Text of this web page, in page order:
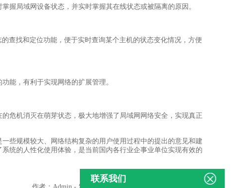
握局域网设备状态，并实时掌握其在线状态或被隔离的原因。
查找和定位功能，便于实时查询某个主机的状态变化情况，方便
能，有利于实现网络的扩展管理。
危机消灭在萌芽状态，极大地增强了局域网网络安全，实现真正
些规模较大、网络结构复杂的用户使用过程中的提出的意见和建
统的人性化使用体验，是当前国内各行业企事业单位实现有效的
联系我们